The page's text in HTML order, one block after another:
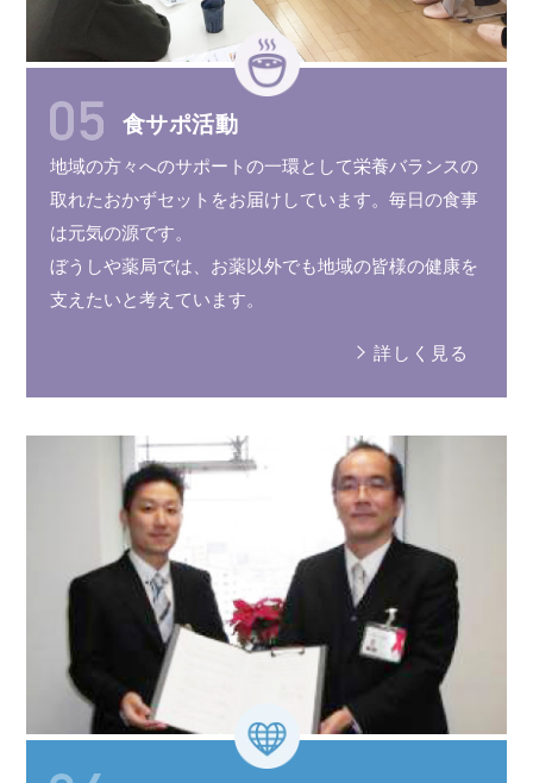
食サポ活動
地域の方々へのサポートの一環として栄養バランスの
取れたおかずセット をお届けしています。毎日の食事
は元気の源です。
ぼうしや薬局では、お薬以外でも地域の皆様の健康を
支えたいと考えています。
詳しく見る